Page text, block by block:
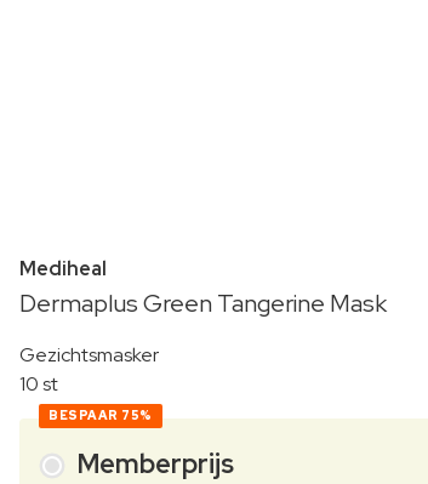
Mediheal
Dermaplus Green Tangerine Mask
Gezichtsmasker
10 st
BESPAAR 75%
Memberprijs